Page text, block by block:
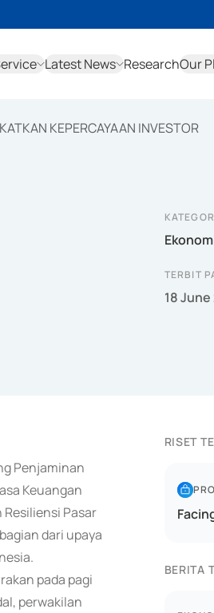
Latest News ResearchOur
KEPERCAYAAN INVESTOR
TERBIT
18
Penjaminan
Keuangan
Pasar
dari upaya
pada pagi
perwakilan
RISET
BERITA